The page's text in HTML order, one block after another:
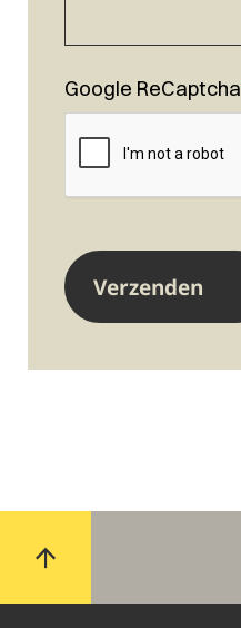
Google ReCaptcha